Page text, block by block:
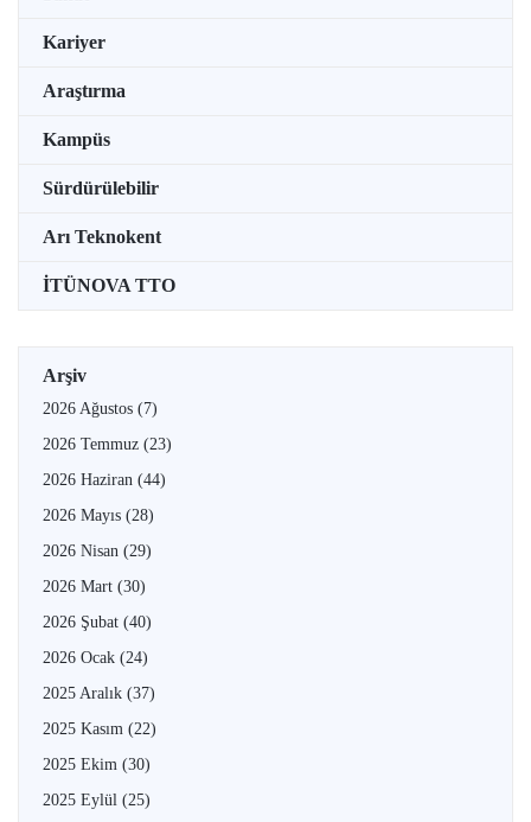
Kariyer
Araştırma
Kampüs
Sürdürülebilir
Arı Teknokent
İTÜNOVA TTO
Arşiv
2026 Ağustos (7)
2026 Temmuz (23)
2026 Haziran (44)
2026 Mayıs (28)
2026 Nisan (29)
2026 Mart (30)
2026 Şubat (40)
2026 Ocak (24)
2025 Aralık (37)
2025 Kasım (22)
2025 Ekim (30)
2025 Eylül (25)